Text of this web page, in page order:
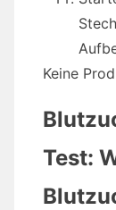
Keine
Test: